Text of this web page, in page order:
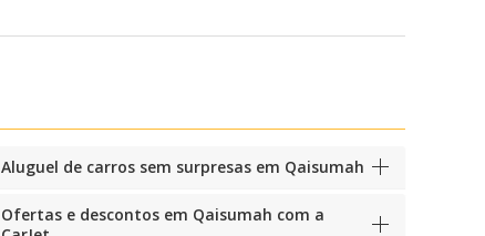
Aluguel de carros sem surpresas em Qaisumah
Ofertas e descontos em Qaisumah com a